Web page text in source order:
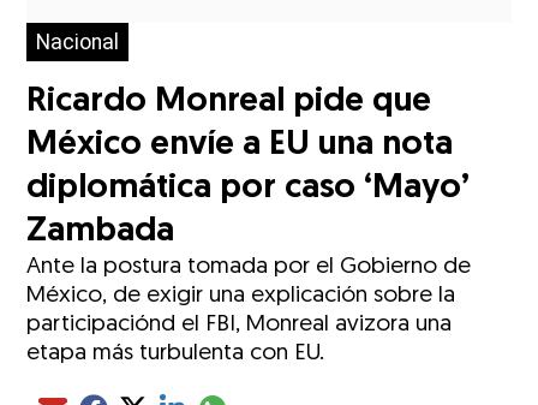
Nacional
Ricardo Monreal pide que
México envíe a EU una nota
diplomática por caso ‘Mayo’
Zambada
Ante la postura tomada por el Gobierno de
México, de exigir una explicación sobre la
participaciónd el FBI, Monreal avizora una
etapa más turbulenta con EU.